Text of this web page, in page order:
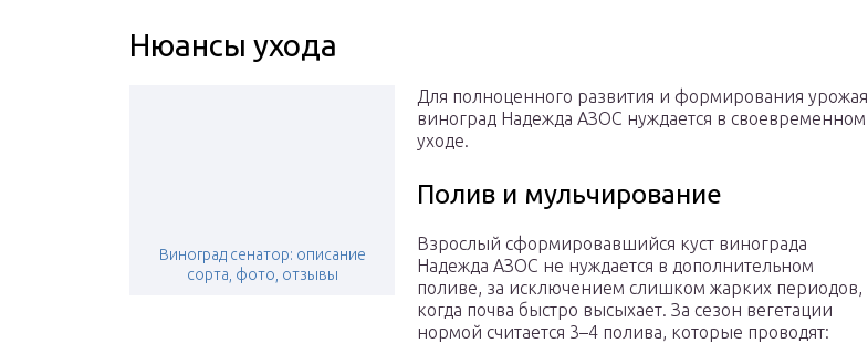
Нюансы ухода
Виноград сенатор: описание
сорта, фото, отзывы
Для полноценного развития и формирования урожая
виноград Надежда АЗОС нуждается в своевременном
уходе.
Полив и мульчирование
Взрослый сформировавшийся куст винограда
Надежда АЗОС не нуждается в дополнительном
поливе, за исключением слишком жарких периодов,
когда почва быстро высыхает. За сезон вегетации
нормой считается 3–4 полива, которые проводят: